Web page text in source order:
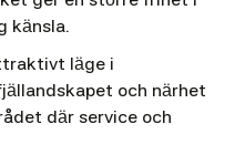
känsla.
läge i
och närhet
där service och